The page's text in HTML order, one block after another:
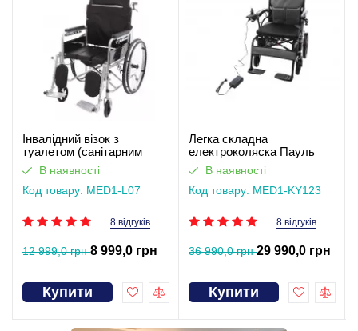
Інвалідний візок з
туалетом (санітарним
обладнанням) Гертруда
В наявності
Код товару: MED1-L07
8 відгуків
12 999,0 грн8 999,0 грн
Купити
Легка складна
електроколяска Пауль
(відеоогляд)
В наявності
Код товару: MED1-KY123
8 відгуків
36 990,0 грн29 990,0 грн
Купити